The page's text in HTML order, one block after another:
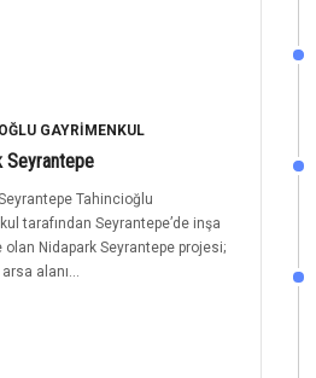
GAYRIMENKUL
Seyrantepe
Tahincioğlu
tarafından Seyrantepe’de inşa
olan Nidapark Seyrantepe projesi;
alanı...